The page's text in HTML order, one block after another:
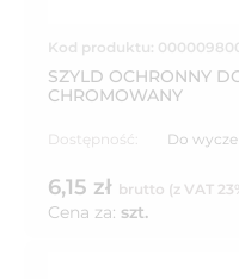
Kod produktu:
SZYLD OCHRONNY
CHROMOWANY
Dostępność: Do
6,15 zł brutto (z VAT
Cena za: szt.